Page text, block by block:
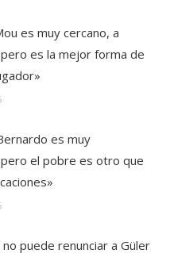
es muy cercano, a
es la mejor forma de
es muy
el pobre es otro que
puede renunciar a Güler